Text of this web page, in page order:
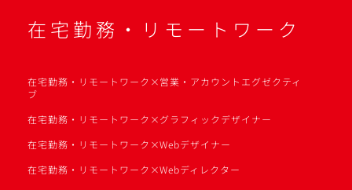
在宅勤務・リモートワーク
在宅勤務・リモートワーク×営業・アカウントエグゼクティ
ブ
在宅勤務・リモートワーク×グラフィックデザイナー
在宅勤務・リモートワーク×Webデザイナー
在宅勤務・リモートワーク×Webディレクター